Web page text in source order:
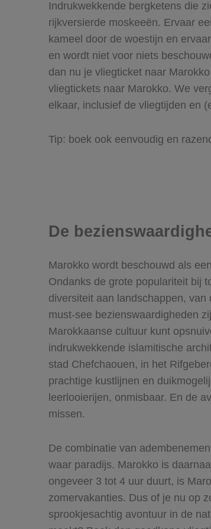
Indrukwekkende bergketens die
rijkversierde moskeeën. Ervaar
kameel door de woestijn en
en wordt niet voor niets
dan nu je vliegticket naar
vliegtickets naar Marokko. We
elkaar, inclusief de vliegtijden en
Tip: boek ook eenvoudig en
De
Marokko wordt beschouwd als
Ondanks de grote populariteit bij
diversiteit aan landschappen,
must-see bezienswaardigheden
Marokkaanse cultuur kunt
indrukwekkende islamitische
stad Chefchaouen, in het
prachtige kustlijnen en
leerlooierijen, onmisbaar. En de
missen.
De combinatie van
waar paradijs. Marokko is
ongeveer 3 tot 4 uur duurt, is
zomervakanties. Dus of je nu op
sprookjesachtig avontuur in de